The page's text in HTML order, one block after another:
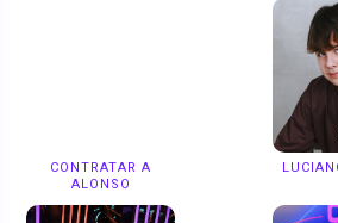
CONTRATAR A
ALONSO